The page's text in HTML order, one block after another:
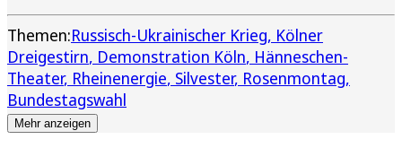
Themen:Russisch-Ukrainischer Krieg Kölner
Dreigestirn Demonstration Köln Hänneschen-
Theater Rheinenergie Silvester Rosenmontag
Bundestagswahl
Mehr anzeigen